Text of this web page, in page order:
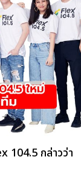
104.5 กล่าวว่า